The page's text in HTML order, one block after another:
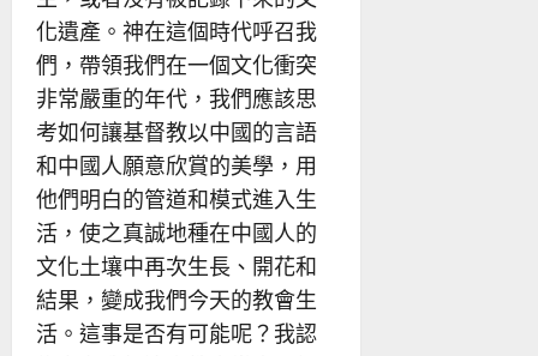
化遺產。神在這個時代呼召我
們，帶領我們在一個文化衝突
非常嚴重的年代，我們應該思
考如何讓基督教以中國的言語
和中國人願意欣賞的美學，用
他們明白的管道和模式進入生
活，使之真誠地種在中國人的
文化土壤中再次生長、開花和
結果，變成我們今天的教會生
活。這事是否有可能呢？我認